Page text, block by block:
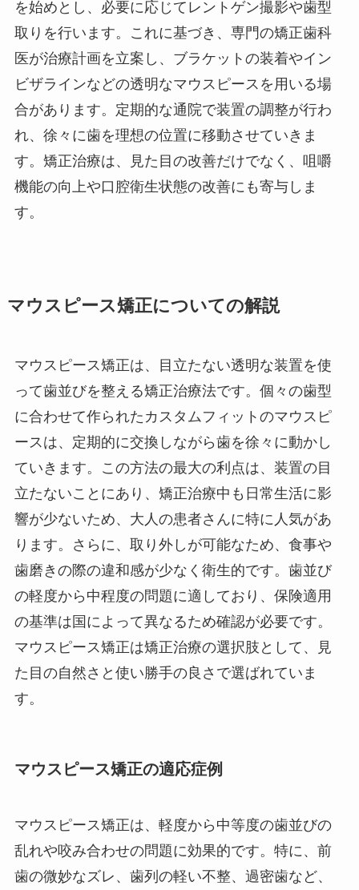
を始めとし、必要に応じてレントゲン撮影や歯型
取りを行います。これに基づき、専門の矯正歯科
医が治療計画を立案し、ブラケットの装着やイン
ビザラインなどの透明なマウスピースを用いる場
合があります。定期的な通院で装置の調整が行わ
れ、徐々に歯を理想の位置に移動させていきま
す。矯正治療は、見た目の改善だけでなく、咀嚼
機能の向上や口腔衛生状態の改善にも寄与しま
す。
マウスピース矯正についての解説
マウスピース矯正は、目立たない透明な装置を使
って歯並びを整える矯正治療法です。個々の歯型
に合わせて作られたカスタムフィットのマウスピ
ースは、定期的に交換しながら歯を徐々に動かし
ていきます。この方法の最大の利点は、装置の目
立たないことにあり、矯正治療中も日常生活に影
響が少ないため、大人の患者さんに特に人気があ
ります。さらに、取り外しが可能なため、食事や
歯磨きの際の違和感が少なく衛生的です。歯並び
の軽度から中程度の問題に適しており、保険適用
の基準は国によって異なるため確認が必要です。
マウスピース矯正は矯正治療の選択肢として、見
た目の自然さと使い勝手の良さで選ばれていま
す。
マウスピース矯正の適応症例
マウスピース矯正は、軽度から中等度の歯並びの
乱れや咬み合わせの問題に効果的です。特に、前
歯の微妙なズレ、歯列の軽い不整、過密歯など、